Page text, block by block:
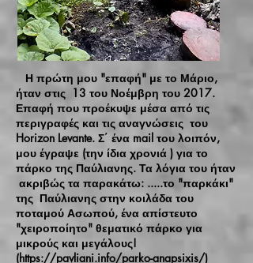
Η πρώτη μου "επαφή" με το Μάριο,
ήταν στις 13 του Νοέμβρη του 2017.
Επαφή που προέκυψε μέσα από τις
περιγραφές και τις αναγνώσεις του
Horizon Levante. Σ΄ ένα mail του λοιπόν,
μου έγραψε (την ίδια χρονιά ) για το
πάρκο της Παύλιανης. Τα λόγια του ήταν
ακριβώς τα παρακάτω: .....το "παρκάκι"
της Παύλιανης στην κοιλάδα του
ποταμού Ασωπού, ένα απίστευτο
"χειροποίητο" θεματικό πάρκο για
μικρούς και μεγάλους!
(https://pavliani.info/parko-anapsixis/)